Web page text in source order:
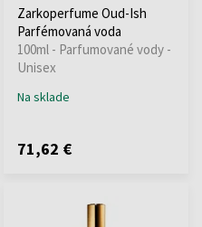
Zarkoperfume Oud-Ish
Parfémovaná voda
100ml - Parfumované vody -
Unisex
Na sklade
71,62 €